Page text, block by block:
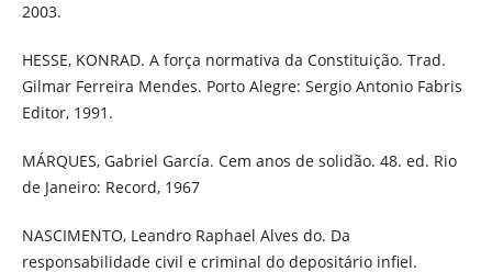
2003.
HESSE, KONRAD. A força normativa da Constituição. Trad.
Gilmar Ferreira Mendes. Porto Alegre: Sergio Antonio Fabris
Editor, 1991.
MÁRQUES, Gabriel García. Cem anos de solidão. 48. ed. Rio
de Janeiro: Record, 1967
NASCIMENTO, Leandro Raphael Alves do. Da
responsabilidade civil e criminal do depositário infiel.